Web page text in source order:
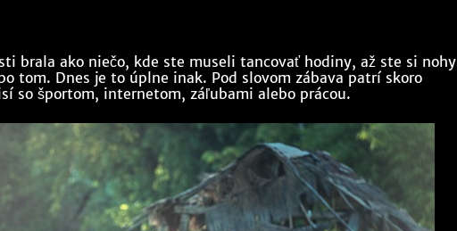
brala ako niečo, kde ste museli tancovať hodiny, až ste si nohy
tom. Dnes je to úplne inak. Pod slovom zábava patrí skoro
so športom, internetom, záľubami alebo prácou.